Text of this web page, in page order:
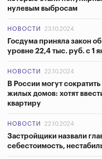
нулевым выбросам
НОВОСТИ 23.10.2024
Госдума приняла закон
уровне 22,4 тыс. руб. с 1
НОВОСТИ 22.10.2024
В России могут
жилых домов: хотят
квартиру
НОВОСТИ 22.10.2024
Застройщики назвали
себестоимость,